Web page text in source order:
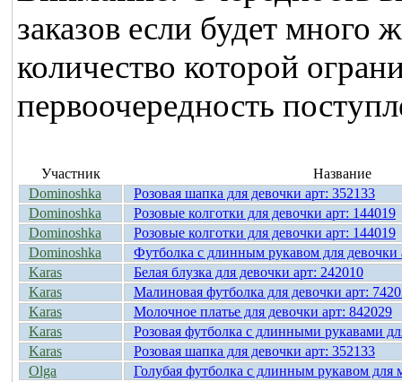
заказов если будет
количество которой
первоочередность
Участник
Название
Dominoshka
Розовая шапка для девочки арт: 352133
Dominoshka
Розовые колготки для девочки арт: 144019
Dominoshka
Розовые колготки для девочки арт: 144019
Dominoshka
Футболка с длинным рукавом для девочки
Karas
Белая блузка для девочки арт: 242010
Karas
Малиновая футболка для девочки арт:
Karas
Молочное платье для девочки арт: 842029
Karas
Розовая футболка с длинными рукавами
Karas
Розовая шапка для девочки арт: 352133
Olga
Голубая футболка с длинным рукавом для